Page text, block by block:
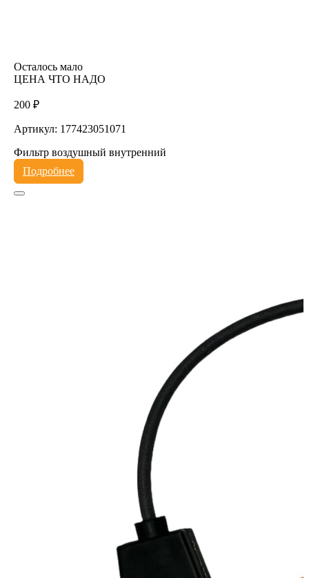
Осталось мало
ЦЕНА ЧТО НАДО
200 ₽
Артикул: 177423051071
Фильтр воздушный внутренний
Подробнее